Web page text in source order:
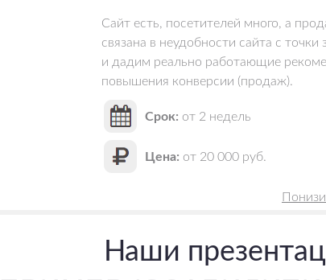
Сайт есть, посетителей много, а
связана в неудобности сайта с
и дадим реально работающие
повышения конверсии (продаж).
Срок: от 2 недель
Цена: от 20 000 руб.
Наши